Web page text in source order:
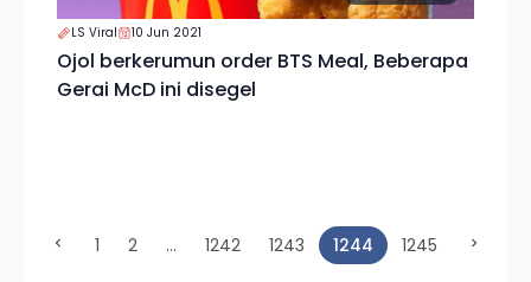
LS Viral 10 Jun 2021
Ojol berkerumun order BTS Meal, Beberapa
Gerai McD ini disegel
1 2 ... 1242 1243 1244(current)
1245